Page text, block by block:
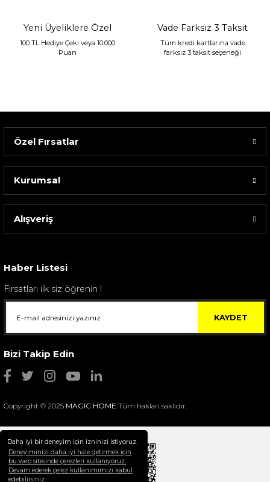
Daha iyi bir deneyim için izninizi istiyoruz.
Deneyiminizi daha iyi hale getirmek için
bu web sitesinde çerezleri kullanıyoruz.
Devam ederek çerez kullanımımızı kabul
edebilirsiniz.
Sarev Elfıda Flanel Nevresim Takımı Çift Kişili...
Selim Dekor Chain 15x20 Çerçeve Vizon
Yeni Üyeliklere Özel
100 TL Hediye Çeki veya 10.000
Puan
Vade Farksız 3 Taksit
Tüm kredi kartlarına vade
farksız 3 taksit seçeneği
Özel Fırsatlar
Kurumsal
Alışveriş
Haber Listesi
Fırsatları ilk siz öğrenin !
KAYDET
Bizi Takip Edin
Copyright © 2025 MAGIC HOME Tüm hakları saklıdır.